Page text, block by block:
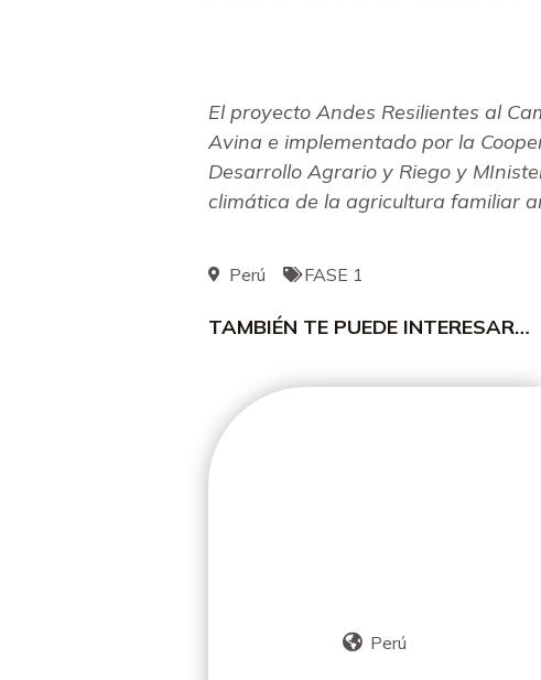
El proyecto Andes Resilientes al
Avina e implementado por la
Desarrollo Agrario y Riego y
climática de la agricultura familiar
Perú FASE 1
TAMBIÉN TE PUEDE INTERESAR…
Perú